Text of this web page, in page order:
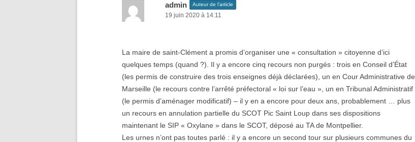
admin Auteur de l’article
19 juin 2020 à 14:11
La maire de saint-Clément a promis d’organiser une « consultation » citoyenne d’ici
quelques temps (quand ?). Il y a encore cinq recours non purgés : trois en Conseil d’État
(les permis de construire des trois enseignes déjà déclarées), un en Cour Administrative de
Marseille (le recours contre l’arrêté préfectoral « loi sur l’eau », un en Tribunal Administratif
(le permis d’aménager modificatif) – il y en a encore pour deux ans, probablement … plus
un recours en annulation partielle du SCOT Pic Saint Loup dans ses dispositions
maintenant le SIP « Oxylane » dans le SCOT, déposé au TA de Montpellier.
Les urnes n’ont pas toutes parlé : il y a encore un second tour sur plusieurs communes du